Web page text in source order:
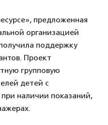
предложенная
организацией
поддержку
Проект
групповую
детей с
наличии показаний,